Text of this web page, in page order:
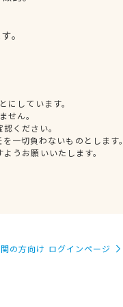
。
しています。
せん。
ください。
一切負わないものとします。
うお願いいたします。
の方向け ログインページ